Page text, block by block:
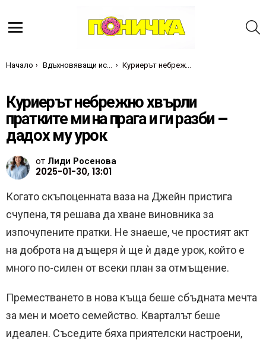
Ти си тук:
Начало Вдъхновяващи истории Куриерът небрежно хвърли пратките ми на прага и ги разби – дадох му урок
Куриерът небрежно хвърли
пратките ми на прага и ги разби –
дадох му урок
от Лиди Росенова
2025-01-30, 13:01
Когато скъпоценната ваза на Джейн пристига
счупена, тя решава да хване виновника за
изпочупените пратки. Не знаеше, че простият акт
на доброта на дъщеря ѝ ще ѝ даде урок, който е
много по-силен от всеки план за отмъщение.
Преместването в нова къща беше сбъдната мечта
за мен и моето семейство. Кварталът беше
идеален. Съседите бяха приятелски настроени,